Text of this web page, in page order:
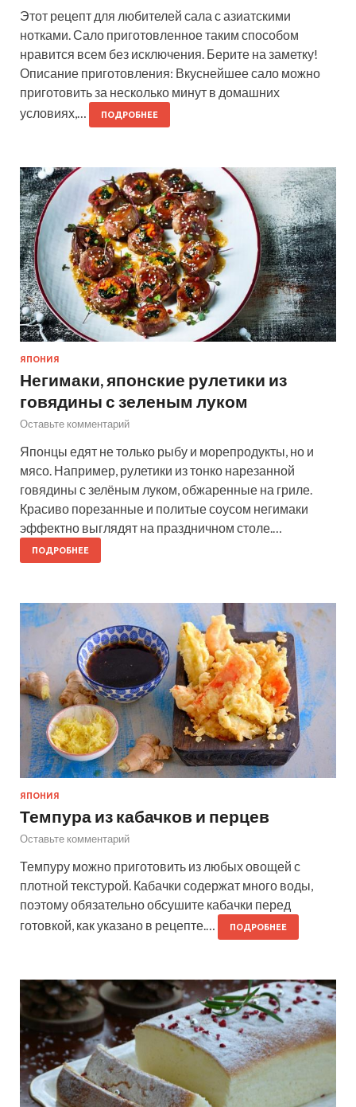
Этот рецепт для любителей сала с азиатскими
нотками. Сало приготовленное таким способом
нравится всем без исключения. Берите на заметку!
Описание приготовления: Вкуснейшее сало можно
приготовить за несколько минут в домашних
условиях,…
ПОДРОБНЕЕ
ЯПОНИЯ
Негимаки, японские рулетики из
говядины с зеленым луком
Оставьте комментарий
Японцы едят не только рыбу и морепродукты, но и
мясо. Например, рулетики из тонко нарезанной
говядины с зелёным луком, обжаренные на гриле.
Красиво порезанные и политые соусом негимаки
эффектно выглядят на праздничном столе.…
ПОДРОБНЕЕ
ЯПОНИЯ
Темпура из кабачков и перцев
Оставьте комментарий
Темпуру можно приготовить из любых овощей с
плотной текстурой. Кабачки содержат много воды,
поэтому обязательно обсушите кабачки перед
готовкой, как указано в рецепте.…
ПОДРОБНЕЕ